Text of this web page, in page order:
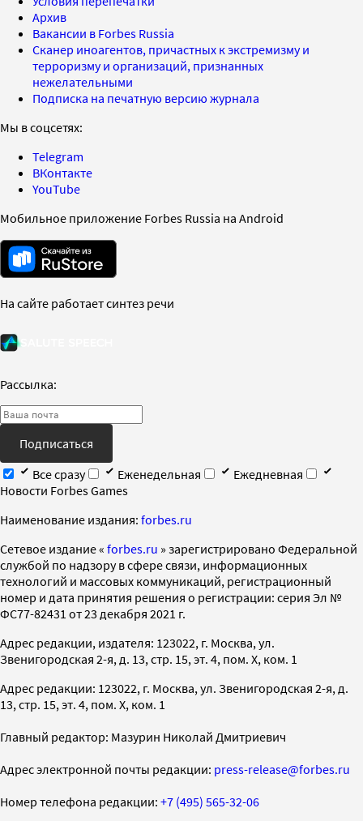
Архив
Вакансии в Forbes Russia
Сканер иноагентов, причастных к экстремизму и
терроризму и организаций, признанных
нежелательными
Подписка на печатную версию журнала
Мы в соцсетях:
Telegram
ВКонтакте
YouTube
Мобильное приложение Forbes Russia на Android
На сайте работает синтез речи
Рассылка:
Подписаться
Все сразу
Еженедельная
Ежедневная
Новости Forbes Games
Наименование издания: forbes.ru
Cетевое издание « forbes.ru » зарегистрировано Федеральной
службой по надзору в сфере связи, информационных
технологий и массовых коммуникаций, регистрационный
номер и дата принятия решения о регистрации: серия Эл №
ФС77-82431 от 23 декабря 2021 г.
Адрес редакции, издателя: 123022, г. Москва, ул.
Звенигородская 2-я, д. 13, стр. 15, эт. 4, пом. X, ком. 1
Адрес редакции: 123022, г. Москва, ул. Звенигородская 2-я, д.
13, стр. 15, эт. 4, пом. X, ком. 1
Главный редактор: Мазурин Николай Дмитриевич
Адрес электронной почты редакции: press-release@forbes.ru
Номер телефона редакции: +7 (495) 565-32-06